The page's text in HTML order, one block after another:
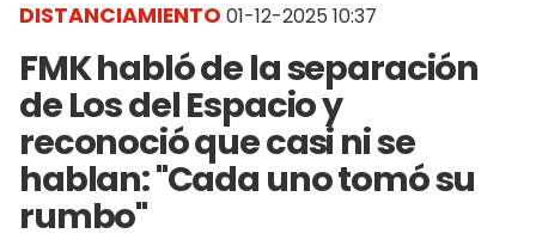
DISTANCIAMIENTO 01-12-2025 10:37
FMK habló de la separación
de Los del Espacio y
reconoció que casi ni se
hablan: "Cada uno tomó su
rumbo"